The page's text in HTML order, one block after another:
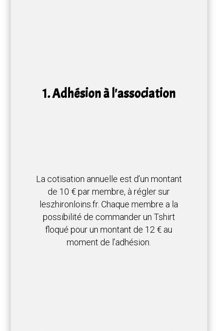
1. Adhésion à l'association
La cotisation annuelle est d’un montant
de 10 € par membre, à régler sur
leszhironloins.fr.Chaque membre a la
possibilité de commander un Tshirt
floqué pour un montant de 12 € au
moment de l’adhésion.